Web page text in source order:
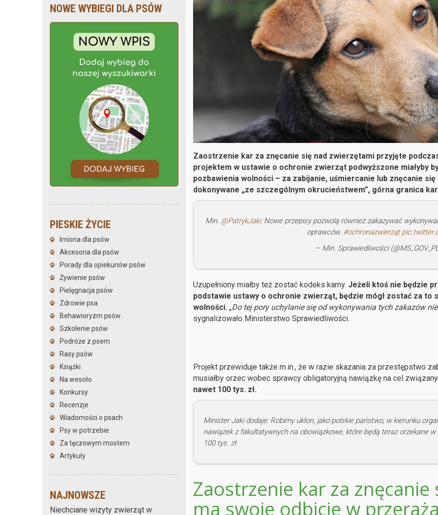
NOWE WYBIEGI DLA PSÓW
PIESKIE ŻYCIE
Imiona dla psów
Akcesoria dla psów
Porady dla opiekunów psów
Żywienie psów
Pielęgnacja psów
Zdrowie psa
Behawioryzm psów
Szkolenie psów
Podróże z psem
Rasy psów
Książki
Na wesoło
Konkursy
Recenzje
Wiadomości o psach
Psy w potrzebie
Za tęczowym mostem
Artykuły
NAJNOWSZE
Niechciane wizyty zwierząt w
Zaostrzenie kar za znęcanie się nad zwierzętami przyjęte
projektem w ustawie o ochronie zwierząt podwyższone miałyby
pozbawienia wolności – za zabijanie, uśmiercanie lub znęcanie
dokonywane „ze szczególnym okrucieństwem”, górna granica
Min. @PatrykJaki: Nowe przepisy pozwolą również zakazywać
oprawców. #ochronazwierząt
— Min. Sprawiedliwości
Uzupełniony miałby też zostać kodeks karny. Jeżeli ktoś nie będzie
podstawie ustawy o ochronie zwierząt, będzie mógł zostać za to
wolności. „Do tej pory uchylanie się od wykonywania tych zakazów
sygnalizowało Ministerstwo Sprawiedliwości.
Projekt przewiduje także m.in., że w razie skazania za przestępstwo
musiałby orzec wobec sprawcy obligatoryjną nawiązkę na cel
nawet 100 tys. zł.
Minister Jaki dodaje: Robimy ukłon, jako polskie państwo, w kierunku
nawiązek z fakultatywnych na obowiązkowe, które będą teraz orzekane
100 tys. zł
Zaostrzenie kar za
ma swoje odbicie w